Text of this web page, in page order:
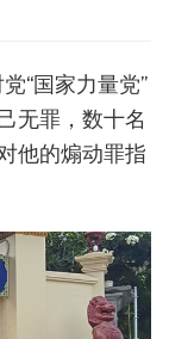
“国家力量党”
无罪，数十名
他的煽动罪指